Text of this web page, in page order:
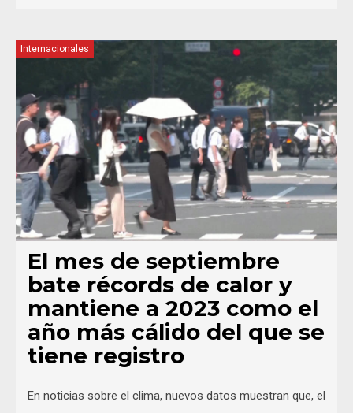
Internacionales
El mes de septiembre
bate récords de calor y
mantiene a 2023 como el
año más cálido del que se
tiene registro
En noticias sobre el clima, nuevos datos muestran que, el